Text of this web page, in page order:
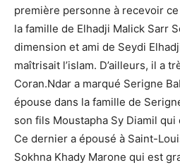
première personne à recevoir
la famille de Elhadji Malick Sarr
dimension et ami de Seydi
maîtrisait l’islam. D’ailleurs, il a
Coran.Ndar a marqué Serigne
épouse dans la famille de
son fils Moustapha Sy Diamil qui
Ce dernier a épousé à Saint-
Sokhna Khady Marone qui est